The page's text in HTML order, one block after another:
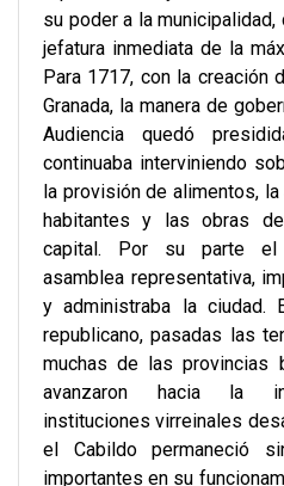
su poder a la
jefatura inmediata de la
Para 1717, con la creación
Granada, la manera de
Audiencia quedó
continuaba interviniendo
la provisión de alimentos,
habitantes y las obras
capital. Por su parte el
asamblea representativa,
y administraba la ciudad.
republicano, pasadas las
muchas de las provincias
avanzaron hacia la
instituciones virreinales
el Cabildo permaneció
importantes en su